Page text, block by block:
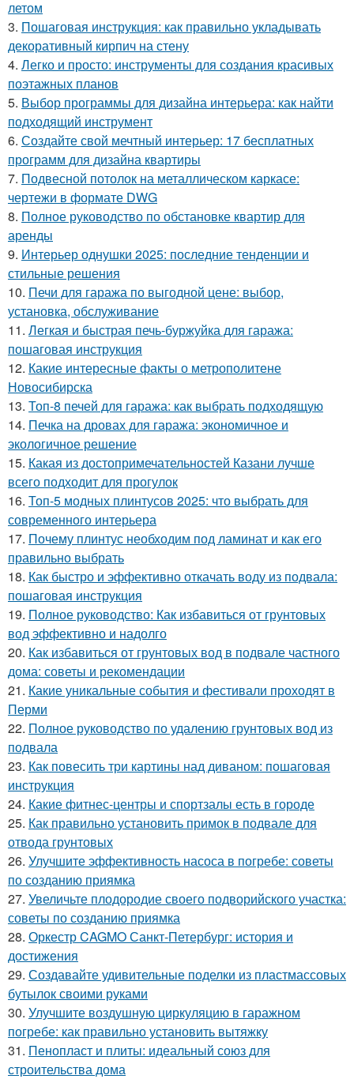
летом
3. Пошаговая инструкция: как правильно укладывать
декоративный кирпич на стену
4. Легко и просто: инструменты для создания красивых
поэтажных планов
5. Выбор программы для дизайна интерьера: как найти
подходящий инструмент
6. Создайте свой мечтный интерьер: 17 бесплатных
программ для дизайна квартиры
7. Подвесной потолок на металлическом каркасе:
чертежи в формате DWG
8. Полное руководство по обстановке квартир для
аренды
9. Интерьер однушки 2025: последние тенденции и
стильные решения
10. Печи для гаража по выгодной цене: выбор,
установка, обслуживание
11. Легкая и быстрая печь-буржуйка для гаража:
пошаговая инструкция
12. Какие интересные факты о метрополитене
Новосибирска
13. Топ-8 печей для гаража: как выбрать подходящую
14. Печка на дровах для гаража: экономичное и
экологичное решение
15. Какая из достопримечательностей Казани лучше
всего подходит для прогулок
16. Топ-5 модных плинтусов 2025: что выбрать для
современного интерьера
17. Почему плинтус необходим под ламинат и как его
правильно выбрать
18. Как быстро и эффективно откачать воду из подвала:
пошаговая инструкция
19. Полное руководство: Как избавиться от грунтовых
вод эффективно и надолго
20. Как избавиться от грунтовых вод в подвале частного
дома: советы и рекомендации
21. Какие уникальные события и фестивали проходят в
Перми
22. Полное руководство по удалению грунтовых вод из
подвала
23. Как повесить три картины над диваном: пошаговая
инструкция
24. Какие фитнес-центры и спортзалы есть в городе
25. Как правильно установить примок в подвале для
отвода грунтовых
26. Улучшите эффективность насоса в погребе: советы
по созданию приямка
27. Увеличьте плодородие своего подворийского участка:
советы по созданию приямка
28. Оркестр CAGMO Санкт-Петербург: история и
достижения
29. Создавайте удивительные поделки из пластмассовых
бутылок своими руками
30. Улучшите воздушную циркуляцию в гаражном
погребе: как правильно установить вытяжку
31. Пенопласт и плиты: идеальный союз для
строительства дома